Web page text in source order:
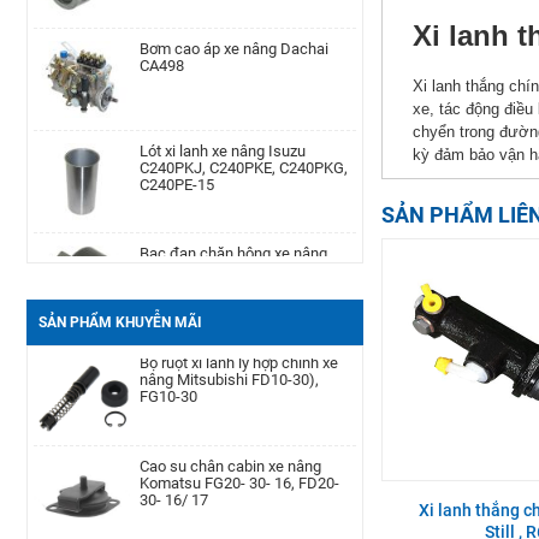
CA498
C240PKJ, C240PKE, C240PKG,
C240PE-15
Komatsu FD20-30| -12 -16,
100 * 40 * 1220
7 TEU FB30
SẢN PHẨM KHUYỄN MÃI
Phớt may ơ bánh trước xe nâng
Komatsu Kom. FD20-
30/-11/-12/-14/-15/-16/-17,FG20-
Cảm biến lọc dầu xe nâng TCM
TD27, QD32
Bình dầu thắng xe nâng TCM
FD20-30Z5, FD10-18T12, FG10-
Bộ ruột xi lanh ly hợp chính xe
nâng Mitsubishi FD10-30),
FG10-30
Komatsu FG20- 30- 16, FD20-
30- 16/ 17
Xi lanh
Xi lanh thắng
xe, tác động điều
chyển trong
kỳ đảm bảo vận
SẢN PHẨM
Xi lanh thắng
Still ,